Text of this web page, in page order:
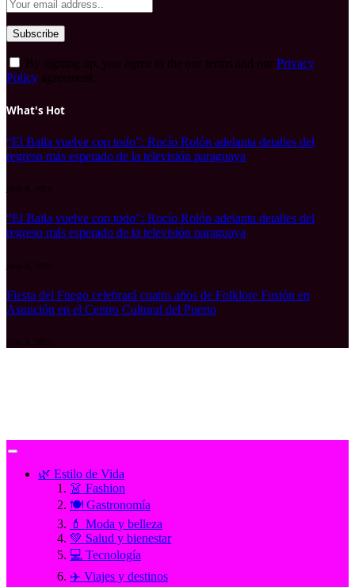
By signing up, you agree to the our terms and our Privacy
Policy agreement.
What's Hot
“El Baila vuelve con todo”: Rocío Rolón adelanta detalles del
regreso más esperado de la televisión paraguaya
“El Baila vuelve con todo”: Rocío Rolón adelanta detalles del
regreso más esperado de la televisión paraguaya
Fiesta del Fuego celebrará cuatro años de Folklore Fusión en
Asunción en el Centro Cultural del Puerto
🌿 Estilo de Vida
👗 Fashion
🍽️ Gastronomía
💄 Moda y belleza
💚 Salud y bienestar
💻 Tecnología
✈️ Viajes y destinos